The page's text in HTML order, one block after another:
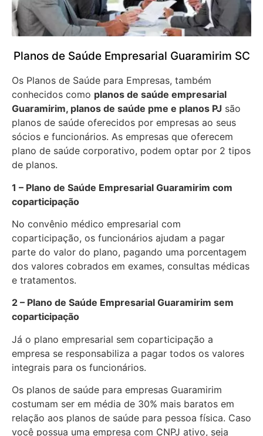
Planos de Saúde Empresarial Guaramirim SC
Os Planos de Saúde para Empresas, também
conhecidos como planos de saúde empresarial
Guaramirim, planos de saúde pme e planos PJ são
planos de saúde oferecidos por empresas ao seus
sócios e funcionários. As empresas que oferecem
plano de saúde corporativo, podem optar por 2 tipos
de planos.
1 – Plano de Saúde Empresarial Guaramirim com
coparticipação
No convênio médico empresarial com
coparticipação, os funcionários ajudam a pagar
parte do valor do plano, pagando uma porcentagem
dos valores cobrados em exames, consultas médicas
e tratamentos.
2 – Plano de Saúde Empresarial Guaramirim sem
coparticipação
Já o plano empresarial sem coparticipação a
empresa se responsabiliza a pagar todos os valores
integrais para os funcionários.
Os planos de saúde para empresas Guaramirim
costumam ser em média de 30% mais baratos em
relação aos planos de saúde para pessoa física. Caso
você possua uma empresa com CNPJ ativo, seja